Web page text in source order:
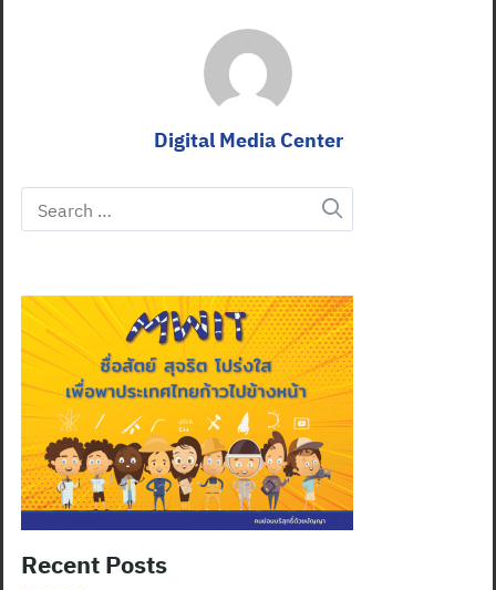
Digital Media Center
Search
for:
Recent Posts